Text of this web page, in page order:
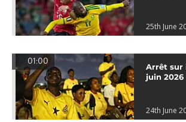
25th June
01:00
Arrêt sur
juin 2026
24th June